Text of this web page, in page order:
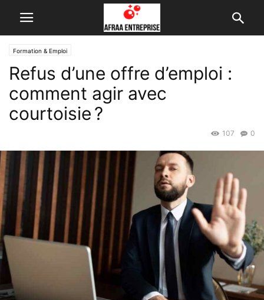
Formation & Emploi
Refus d’une offre d’emploi :
comment agir avec
courtoisie ?
0
107